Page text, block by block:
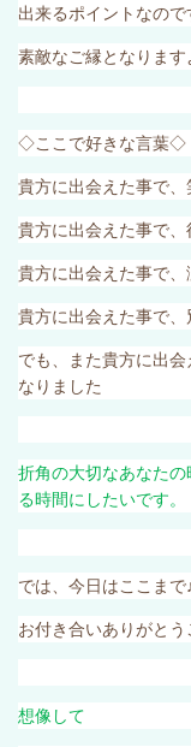
出来るポイントなので
素敵なご縁となります
◇ここで好きな言葉
貴方に出会えた事で、
貴方に出会えた事で
貴方に出会えた事で、
貴方に出会えた事で
でも、また貴方に出
なりました
折角の大切なあなた
る時間にしたいです。
では、今日はここまで
お付き合いありがとう
想像して